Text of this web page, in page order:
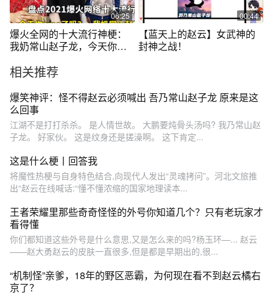
06:25
爆火全网的十大流行神梗：
我奶常山赵子龙，今天你
00:44
【蓝天上的赵云】女武神的
封神之战！
相关推荐
爆笑神评：怪不得赵云必须喊出 吾乃常山赵子龙 原来是这
么回事
江湖不是打打杀杀。 是人情世故。 大鹏要炖骨头汤吗? 我乃常山赵
子龙。 好家伙。 这是纹身还是搓澡啊。 这下肯定...
这是什么梗丨回答我
将魔性热梗与自身特色结合,向现代人发出“灵魂拷问”。河北文旅推
出“赵云在线喊话:“懂不懂浓缩的国家地理读本...
王者荣耀里那些奇奇怪怪的外号你知道几个？只有老玩家才
看得懂
你们都知道这些外号是什么意思,又是怎么来的吗?杨玉环—... 赵云
——赵大勇赵云的皮肤一直很多,但是都是早期出的,很...
“机制怪”亲爹，18年的野区恶霸，为何现在看不到赵云橘右
京了？